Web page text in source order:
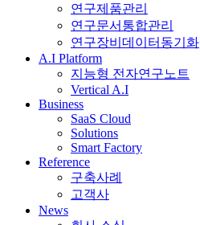
연구제품관리
연구문서통합관리
연구장비데이터동기화
A.I Platform
지능형 전자연구노트
Vertical A.I
Business
SaaS Cloud
Solutions
Smart Factory
Reference
구축사례
고객사
News